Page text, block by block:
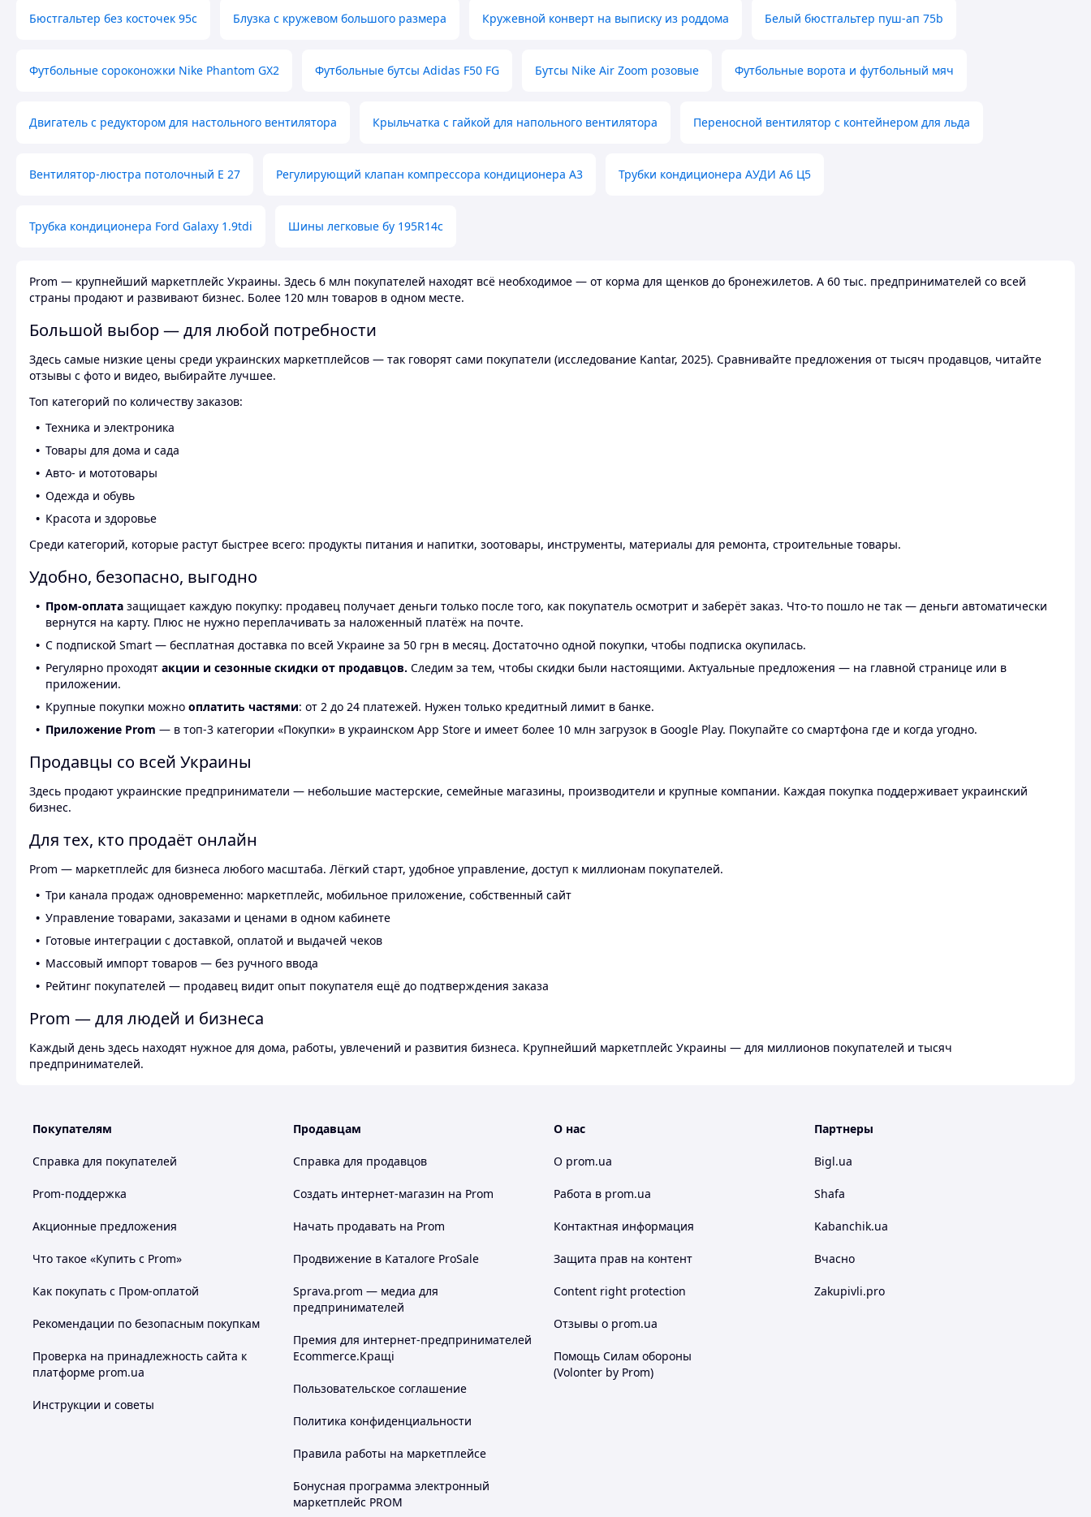
Бюстгальтер без косточек 95с Блузка с кружевом большого размера Кружевной конверт на выписку из роддома Белый бюстгальтер пуш-ап 75b
Футбольные сороконожки Nike Phantom GX2 Футбольные бутсы Adidas F50 FG Бутсы Nike Air Zoom розовые Футбольные ворота и футбольный мяч
Двигатель с редуктором для настольного вентилятора Крыльчатка с гайкой для напольного вентилятора Переносной вентилятор с контейнером для льда
Вентилятор-люстра потолочный E 27 Регулирующий клапан компрессора кондиционера А3 Трубки кондиционера АУДИ А6 Ц5
Трубка кондиционера Ford Galaxy 1.9tdi Шины легковые бу 195R14c
Prom — крупнейший маркетплейс Украины. Здесь 6 млн покупателей находят всё необходимое — от корма для щенков до бронежилетов. А 60 тыс. предпринимателей со всей
страны продают и развивают бизнес. Более 120 млн товаров в одном месте.
Большой выбор — для любой потребности
Здесь самые низкие цены среди украинских маркетплейсов — так говорят сами покупатели (исследование Kantar, 2025). Сравнивайте предложения от тысяч продавцов, читайте
отзывы с фото и видео, выбирайте лучшее.
Топ категорий по количеству заказов:
Техника и электроника
Товары для дома и сада
Авто- и мототовары
Одежда и обувь
Красота и здоровье
Среди категорий, которые растут быстрее всего: продукты питания и напитки, зоотовары, инструменты, материалы для ремонта, строительные товары.
Удобно, безопасно, выгодно
Пром-оплата защищает каждую покупку: продавец получает деньги только после того, как покупатель осмотрит и заберёт заказ. Что-то пошло не так — деньги автоматически
вернутся на карту. Плюс не нужно переплачивать за наложенный платёж на почте.
С подпиской Smart — бесплатная доставка по всей Украине за 50 грн в месяц. Достаточно одной покупки, чтобы подписка окупилась.
Регулярно проходят акции и сезонные скидки от продавцов. Следим за тем, чтобы скидки были настоящими. Актуальные предложения — на главной странице или в
приложении.
Крупные покупки можно оплатить частями: от 2 до 24 платежей. Нужен только кредитный лимит в банке.
Приложение Prom — в топ-3 категории «Покупки» в украинском App Store и имеет более 10 млн загрузок в Google Play. Покупайте со смартфона где и когда угодно.
Продавцы со всей Украины
Здесь продают украинские предприниматели — небольшие мастерские, семейные магазины, производители и крупные компании. Каждая покупка поддерживает украинский
бизнес.
Для тех, кто продаёт онлайн
Prom — маркетплейс для бизнеса любого масштаба. Лёгкий старт, удобное управление, доступ к миллионам покупателей.
Три канала продаж одновременно: маркетплейс, мобильное приложение, собственный сайт
Управление товарами, заказами и ценами в одном кабинете
Готовые интеграции с доставкой, оплатой и выдачей чеков
Массовый импорт товаров — без ручного ввода
Рейтинг покупателей — продавец видит опыт покупателя ещё до подтверждения заказа
Prom — для людей и бизнеса
Каждый день здесь находят нужное для дома, работы, увлечений и развития бизнеса. Крупнейший маркетплейс Украины — для миллионов покупателей и тысяч
предпринимателей.
Покупателям
Справка для покупателей
Prom-поддержка
Акционные предложения
Что такое «Купить с Prom»
Как покупать с Пром-оплатой
Рекомендации по безопасным покупкам
Проверка на принадлежность сайта к
платформе prom.ua
Инструкции и советы
Продавцам
Справка для продавцов
Создать интернет-магазин на Prom
Начать продавать на Prom
Продвижение в Каталоге ProSale
Sprava.prom — медиа для
предпринимателей
Премия для интернет-предпринимателей
Ecommerce.Кращі
Пользовательское соглашение
Политика конфиденциальности
Правила работы на маркетплейсе
Бонусная программа электронный
маркетплейс PROM
О нас
О prom.ua
Работа в prom.ua
Контактная информация
Защита прав на контент
Content right protection
Отзывы о prom.ua
Помощь Силам обороны
(Volonter by Prom)
Партнеры
Bigl.ua
Shafa
Kabanchik.ua
Вчасно
Zakupivli.pro